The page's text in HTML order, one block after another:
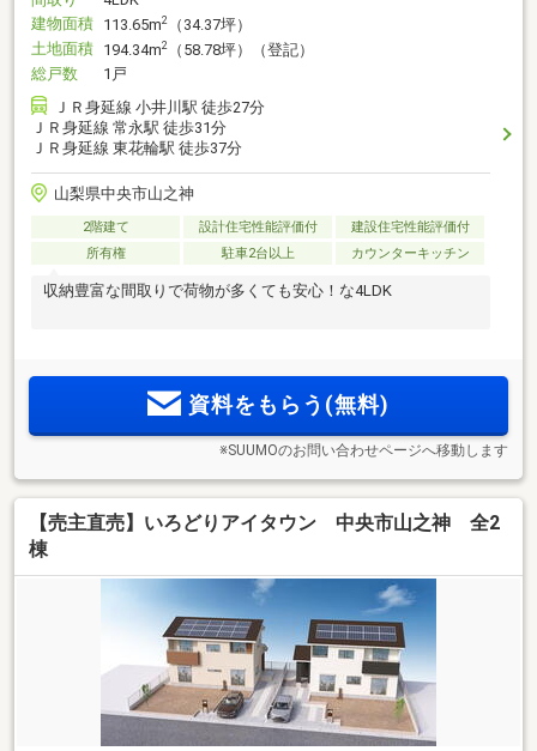
建物面積 113.65m2
（34.37坪）
土地面積 194.34m2
（58.78坪）（登記）
総戸数
1戸
ＪＲ身延線 小井川駅 徒歩27分
ＪＲ身延線 常永駅 徒歩31分
ＪＲ身延線 東花輪駅 徒歩37分
山梨県中央市山之神
2階建て 設計住宅性能評価付
建設住宅性能評価付
所有権
駐車2台以上 カウンターキッチン
収納豊富な間取りで荷物が多くても安心！な4LDK
資料をもらう(無料)
※SUUMOのお問い合わせページへ移動します
【売主直売】いろどりアイタウン 中央市山之神 全2
棟